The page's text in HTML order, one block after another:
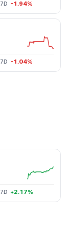
7D -1.94%
7D -1.04%
7D +2.17%